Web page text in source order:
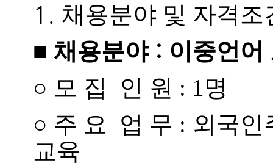
1. 채용분야 및 자격조
■ 채용분야 : 이중언어
○ 모 집 인 원 : 1명
○ 주 요 업 무 : 외국인
교육